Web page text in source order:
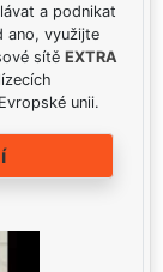
a podnikat
ano, využijte
sítě EXTRA
unii.